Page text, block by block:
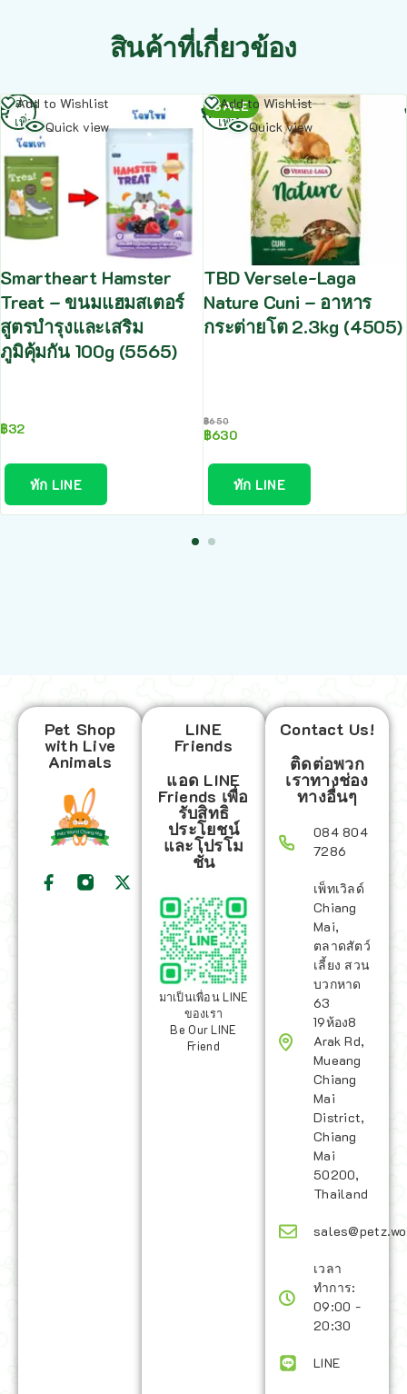
สินค้าที่เกี่ยวข้อง
Add to Wishlist
Quick view
Smartheart Hamster
Treat – ขนมแฮมสเตอร์
สูตรบำรุงและเสริม
ภูมิคุ้มกัน 100g (5565)
฿32
ทัก LINE
อ่าน
เพิ่ม
SALE
Add to Wishlist
Quick view
TBD Versele-Laga
Nature Cuni – อาหาร
กระต่ายโต 2.3kg (4505)
฿650
฿630
ทัก LINE
อ่าน
เพิ่ม
Pet Shop
with Live
Animals
LINE
Friends
แอด LINE
Friends เพื่อ
รับสิทธิ
ประโยชน์
และโปรโม
ชั่น
มาเป็นเพื่อน LINE
ของเรา
Be Our LINE
Friend
Contact Us!
ติดต่อพวก
เราทางช่อง
ทางอื่นๆ
084 804
7286
เพ็ทเวิลด์
Chiang
Mai,
ตลาดสัตว์
เลี้ยง สวน
บวกหาด
63
19ห้อง8
Arak Rd,
Mueang
Chiang
Mai
District,
Chiang
Mai
50200,
Thailand
เวลา
ทำการ:
09:00 -
20:30
LINE